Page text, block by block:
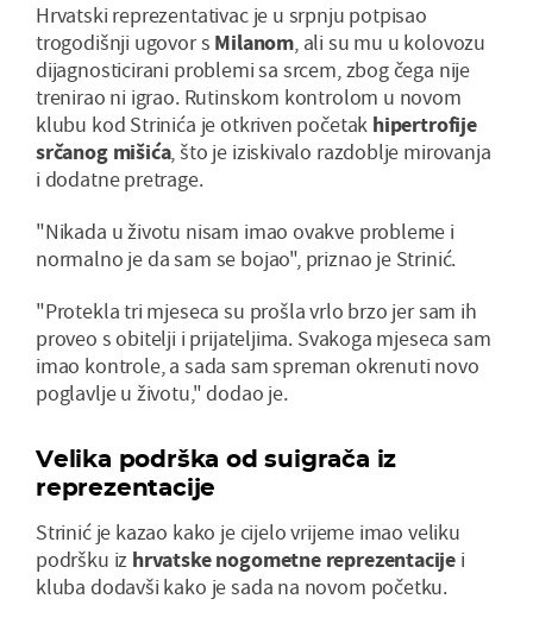
Hrvatski reprezentativac je u srpnju potpisao
trogodišnji ugovor s Milanom, ali su mu u kolovozu
dijagnosticirani problemi sa srcem, zbog čega nije
trenirao ni igrao. Rutinskom kontrolom u novom
klubu kod Strinića je otkriven početak hipertrofije
srčanog mišića, što je iziskivalo razdoblje mirovanja
i dodatne pretrage.
"Nikada u životu nisam imao ovakve probleme i
normalno je da sam se bojao", priznao je Strinić.
"Protekla tri mjeseca su prošla vrlo brzo jer sam ih
proveo s obitelji i prijateljima. Svakoga mjeseca sam
imao kontrole, a sada sam spreman okrenuti novo
poglavlje u životu," dodao je.
Velika podrška od suigrača iz
reprezentacije
Strinić je kazao kako je cijelo vrijeme imao veliku
podršku iz hrvatske nogometne reprezentacije i
kluba dodavši kako je sada na novom početku.